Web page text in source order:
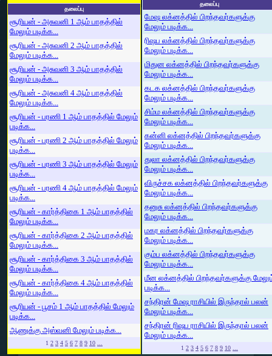
தலைப்பு
சூரியன் - அசுவனி 1 ஆம் பாதத்தில்
மேலும் படிக்க...
சூரியன் - அசுவனி 2 ஆம் பாதத்தில்
மேலும் படிக்க...
சூரியன் - அசுவனி 3 ஆம் பாதத்தில்
மேலும் படிக்க...
சூரியன் - அசுவனி 4 ஆம் பாதத்தில்
மேலும் படிக்க...
சூரியன் - பரணி 1 ஆம் பாதத்தில் மேலும்
படிக்க...
சூரியன் - பரணி 2 ஆம் பாதத்தில் மேலும்
படிக்க...
சூரியன் - பரணி 3 ஆம் பாதத்தில் மேலும்
படிக்க...
சூரியன் - பரணி 4 ஆம் பாதத்தில் மேலும்
படிக்க...
சூரியன் - கார்த்திகை 1 ஆம் பாதத்தில்
மேலும் படிக்க...
சூரியன் - கார்த்திகை 2 ஆம் பாதத்தில்
மேலும் படிக்க...
சூரியன் - கார்த்திகை 3 ஆம் பாதத்தில்
மேலும் படிக்க...
சூரியன் - கார்த்திகை 4 ஆம் பாதத்தில்
மேலும் படிக்க...
சூரியன் - பூசம் 1 ஆம் பாதத்தில் மேலும்
படிக்க...
ஆணுக்கு அஸ்வனி மேலும் படிக்க...
1 2 3 4 5 6 7 8 9 10 ...
தலைப்பு
மேஷ லக்னத்தில் பிறந்தவர்களுக்கு
மேலும் படிக்க...
ரிஷப லக்னத்தில் பிறந்தவர்களுக்கு
மேலும் படிக்க...
மிதுன லக்னத்தில் பிறந்தவர்களுக்கு
மேலும் படிக்க...
கடக லக்னத்தில் பிறந்தவர்களுக்கு
மேலும் படிக்க...
சிம்ம லக்னத்தில் பிறந்தவர்களுக்கு
மேலும் படிக்க...
கன்னி லக்னத்தில் பிறந்தவர்களுக்கு
மேலும் படிக்க...
துலா லக்னத்தில் பிறந்தவர்களுக்கு
மேலும் படிக்க...
விருச்சக லக்னத்தில் பிறந்தவர்களுக்கு
மேலும் படிக்க...
தனுசு லக்னத்தில் பிறந்தவர்களுக்கு
மேலும் படிக்க...
மகர லக்னத்தில் பிறந்தவர்களுக்கு
மேலும் படிக்க...
கும்ப லக்னத்தில் பிறந்தவர்களுக்கு
மேலும் படிக்க...
மீன லக்னத்தில் பிறந்தவர்களுக்கு
படிக்க...
சந்திரன் மேஷ ராசியில் இருந்தால் பலன்
மேலும் படிக்க...
சந்திரன் ரிஷப ராசியில் இருந்தால் பலன்
மேலும் படிக்க...
1 2 3 4 5 6 7 8 9 10 ...